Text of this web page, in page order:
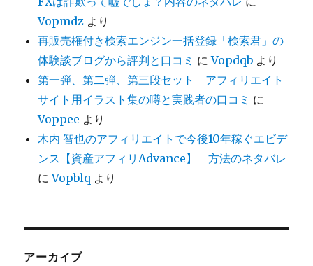
Vopmdz より
再販売権付き検索エンジン一括登録「検索君」の
体験談ブログから評判と口コミ にVopdqb より
第一弾、第二弾、第三段セット アフィリエイト
サイト用イラスト集の噂と実践者の口コミ に
Voppee より
木内 智也のアフィリエイトで今後10年稼ぐエビデ
ンス【資産アフィリAdvance】 方法のネタバレ
にVopblq より
アーカイブ